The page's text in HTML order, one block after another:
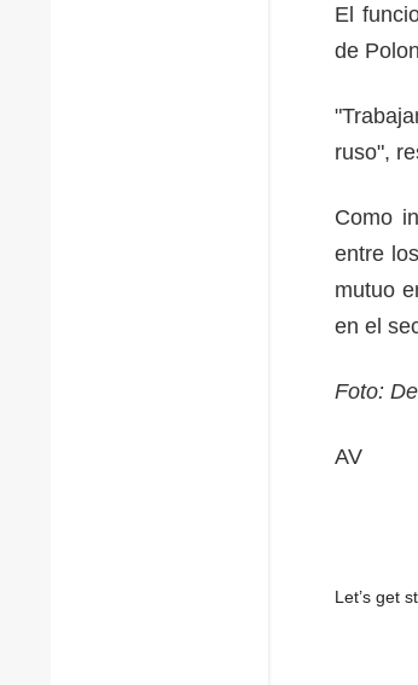
El
de
ruso",
Como
entre
mutuo
en el
Foto:
AV
Let’s get